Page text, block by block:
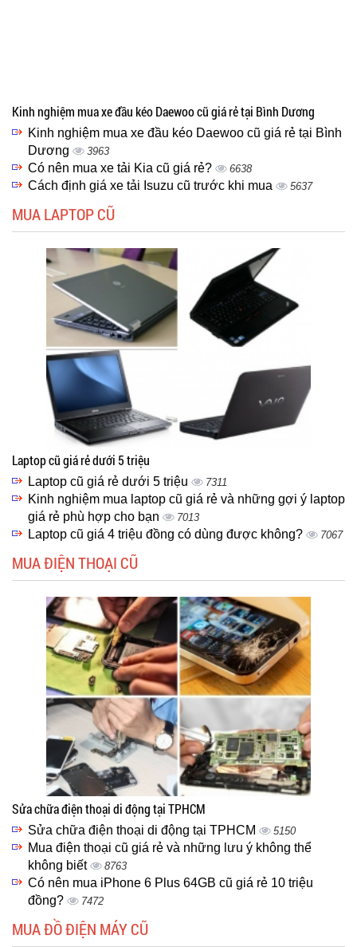
Kinh nghiệm mua xe đầu kéo Daewoo cũ giá rẻ tại Bình Dương
Kinh nghiệm mua xe đầu kéo Daewoo cũ giá rẻ tại Bình
Dương
3963
Có nên mua xe tải Kia cũ giá rẻ? 6638
Cách định giá xe tải Isuzu cũ trước khi mua 5637
MUA LAPTOP CŨ
Laptop cũ giá rẻ dưới 5 triệu
Laptop cũ giá rẻ dưới 5 triệu 7311
Kinh nghiệm mua laptop cũ giá rẻ và những gợi ý laptop
giá rẻ phù hợp cho bạn
7013
Laptop cũ giá 4 triệu đồng có dùng được không? 7067
MUA ĐIỆN THOẠI CŨ
Sửa chữa điện thoại di động tại TPHCM
Sửa chữa điện thoại di động tại TPHCM 5150
Mua điện thoại cũ giá rẻ và những lưu ý không thể
không biết
8763
Có nên mua iPhone 6 Plus 64GB cũ giá rẻ 10 triệu
đồng?
7472
MUA ĐỒ ĐIỆN MÁY CŨ